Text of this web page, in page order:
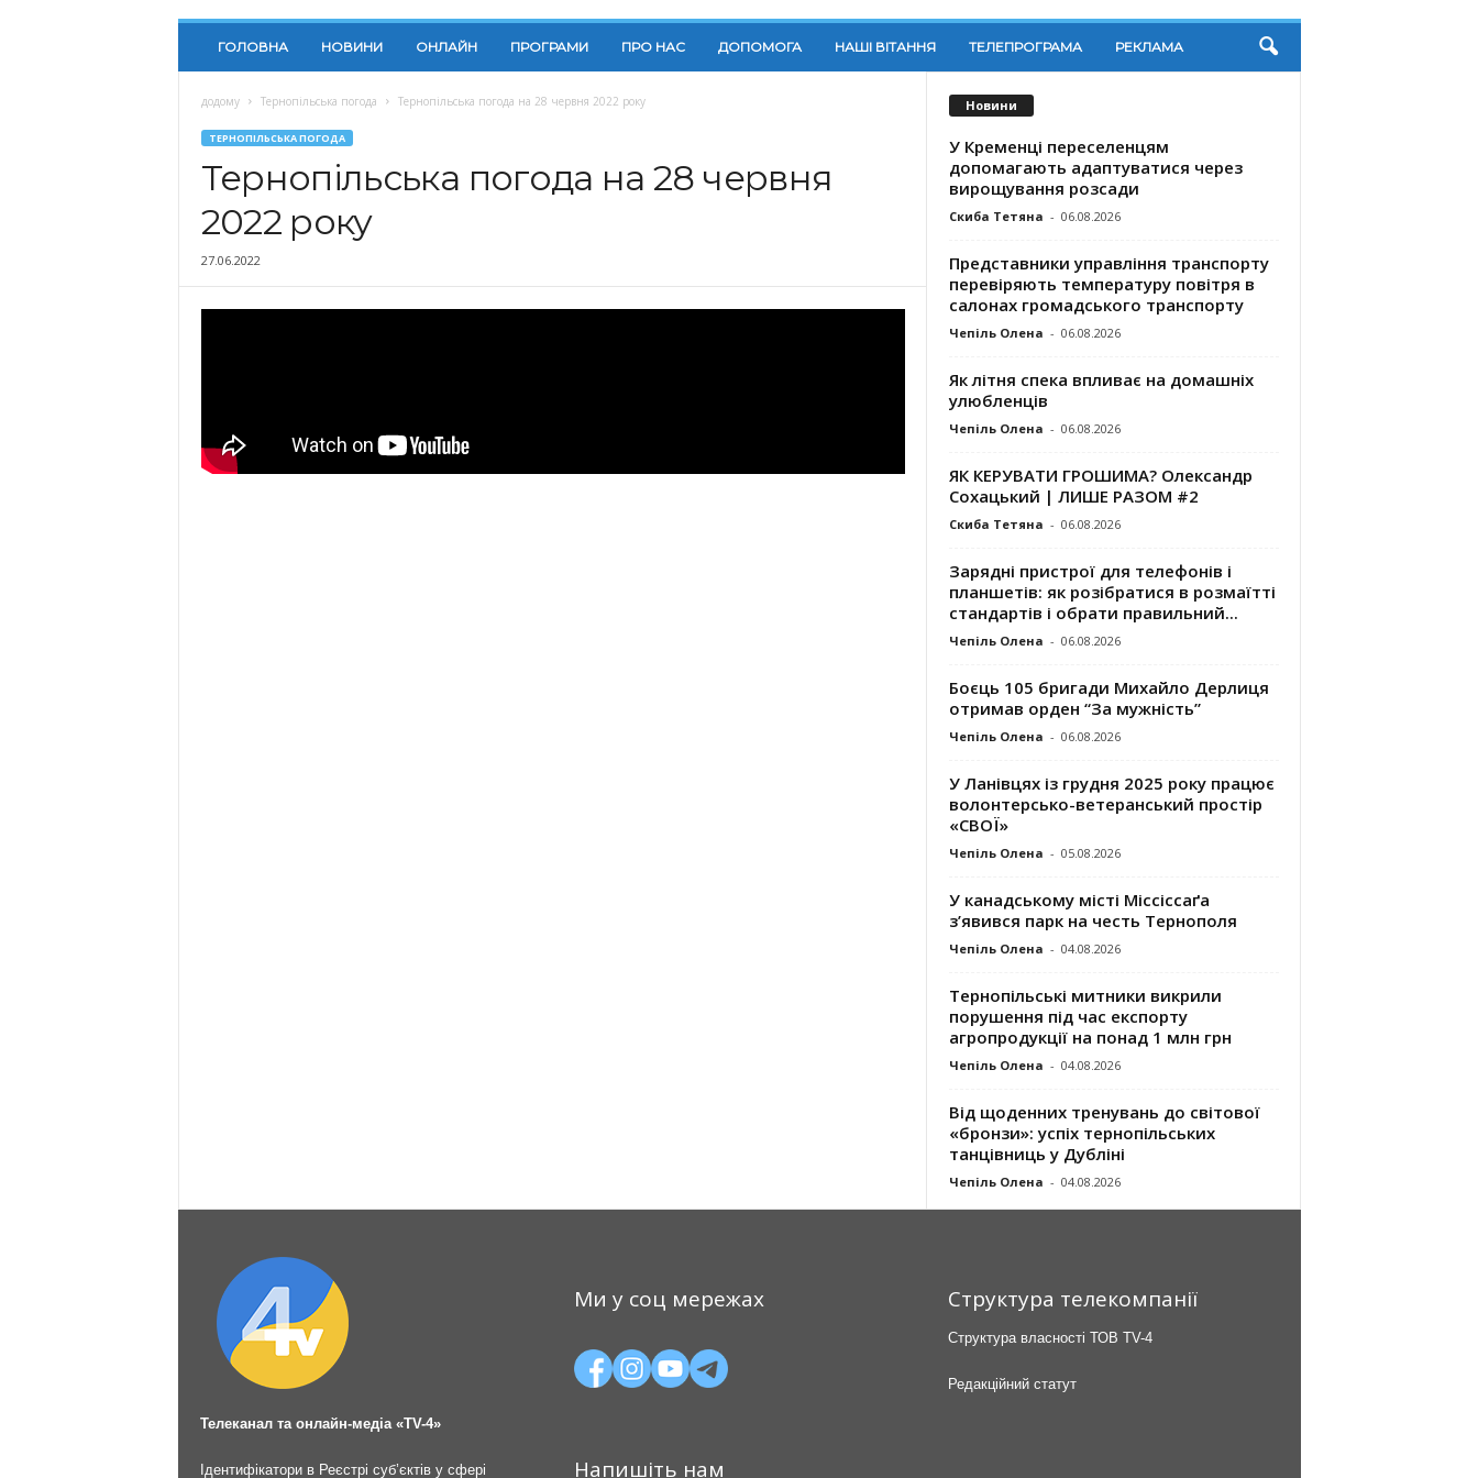
ГОЛОВНА НОВИНИ ОНЛАЙН ПРОГРАМИ ПРО НАС ДОПОМОГА НАШІ ВІТАННЯ ТЕЛЕПРОГРАМА РЕКЛАМА
додому Тернопільська погода Тернопільська погода на 28 червня 2022 року
ТЕРНОПІЛЬСЬКА ПОГОДА
Тернопільська погода на 28 червня
2022 року
27.06.2022
Новини
У Кременці переселенцям
допомагають адаптуватися через
вирощування розсади
Скиба Тетяна - 06.08.2026
Представники управління транспорту
перевіряють температуру повітря в
салонах громадського транспорту
Чепіль Олена - 06.08.2026
Як літня спека впливає на домашніх
улюбленців
Чепіль Олена - 06.08.2026
ЯК КЕРУВАТИ ГРОШИМА? Олександр
Сохацький | ЛИШЕ РАЗОМ #2
Скиба Тетяна - 06.08.2026
Зарядні пристрої для телефонів і
планшетів: як розібратися в розмаїтті
стандартів і обрати правильний...
Чепіль Олена - 06.08.2026
Боєць 105 бригади Михайло Дерлиця
отримав орден “За мужність”
Чепіль Олена - 06.08.2026
У Ланівцях із грудня 2025 року працює
волонтерсько-ветеранський простір
«СВОЇ»
Чепіль Олена - 05.08.2026
У канадському місті Міссіссаґа
з’явився парк на честь Тернополя
Чепіль Олена - 04.08.2026
Тернопільські митники викрили
порушення під час експорту
агропродукції на понад 1 млн грн
Чепіль Олена - 04.08.2026
Від щоденних тренувань до світової
«бронзи»: успіх тернопільських
танцівниць у Дубліні
Чепіль Олена - 04.08.2026
Телеканал та онлайн-медіа «TV-4»
Ідентифікатори в Реєстрі суб’єктів у сфері
Ми у соц мережах
Напишіть нам
Структура телекомпанії
Структура власності ТОВ TV-4
Редакційний статут